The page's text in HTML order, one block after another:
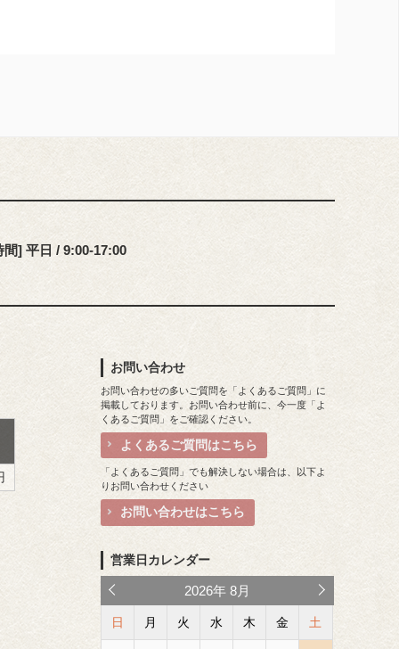
間] 平日 / 9:00-17:00
お問い合わせ
お問い合わせの多いご質問を「よくあるご質問」に
掲載しております。お問い合わせ前に、今一度「よ
くあるご質問」をご確認ください。
よくあるご質問はこちら
「よくあるご質問」でも解決しない場合は、以下よ
りお問い合わせください
お問い合わせはこちら
営業日カレンダー
2026年 8月
日 月 火 水 木 金 土